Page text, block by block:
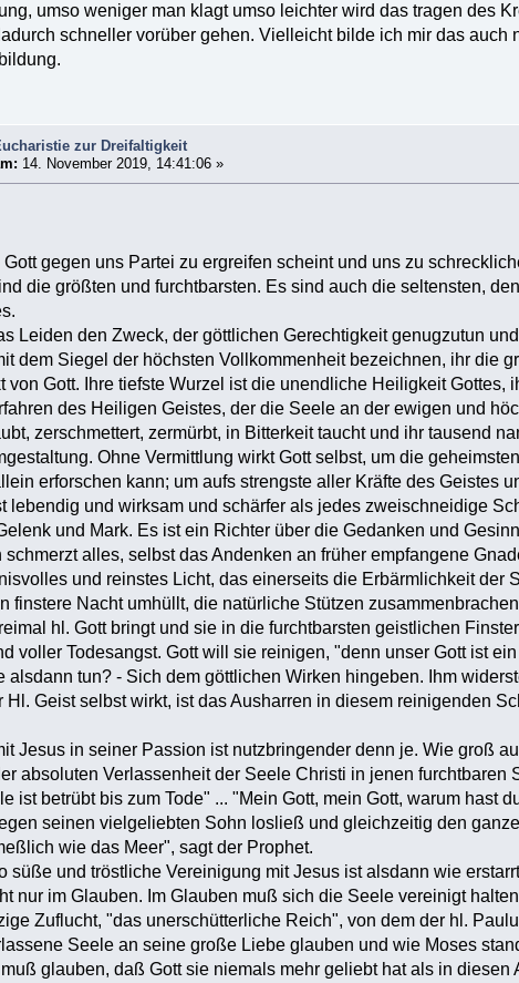
umso weniger man klagt umso leichter wird das tragen des
schneller vorüber gehen. Vielleicht bilde ich mir das auch
zur Dreifaltigkeit
14. November 2019, 14:41:06 »
Gott gegen uns Partei zu ergreifen scheint und uns zu
die größten und furchtbarsten. Es sind auch die seltensten,
Leiden den Zweck, der göttlichen Gerechtigkeit genugzutun
dem Siegel der höchsten Vollkommenheit bezeichnen, ihr die
von Gott. Ihre tiefste Wurzel ist die unendliche Heiligkeit
des Heiligen Geistes, der die Seele an der ewigen und
zerschmettert, zermürbt, in Bitterkeit taucht und ihr tausend
Ohne Vermittlung wirkt Gott selbst, um die
erforschen kann; um aufs strengste aller Kräfte des Geistes
lebendig und wirksam und schärfer als jedes zweischneidige
und Mark. Es ist ein Richter über die Gedanken und
schmerzt alles, selbst das Andenken an früher empfangene
und reinstes Licht, das einerseits die Erbärmlichkeit der
finstere Nacht umhüllt, die natürliche Stützen
hl. Gott bringt und sie in die furchtbarsten geistlichen
voller Todesangst. Gott will sie reinigen, "denn unser Gott ist
alsdann tun? - Sich dem göttlichen Wirken hingeben. Ihm
Hl. Geist selbst wirkt, ist das Ausharren in diesem reinigenden
Jesus in seiner Passion ist nutzbringender denn je. Wie groß
absoluten Verlassenheit der Seele Christi in jenen furchtbaren
ist betrübt bis zum Tode" ... "Mein Gott, mein Gott, warum hast
seinen vielgeliebten Sohn losließ und gleichzeitig den
wie das Meer", sagt der Prophet.
süße und tröstliche Vereinigung mit Jesus ist alsdann wie
nur im Glauben. Im Glauben muß sich die Seele vereinigt
Zuflucht, "das unerschütterliche Reich", von dem der hl.
Seele an seine große Liebe glauben und wie Moses
glauben, daß Gott sie niemals mehr geliebt hat als in